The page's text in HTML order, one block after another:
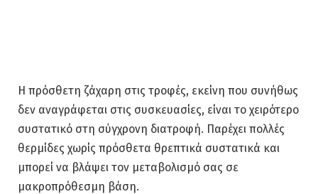
Η πρόσθετη ζάχαρη στις τροφές, εκείνη που συνήθως
δεν αναγράφεται στις συσκευασίες, είναι το χειρότερο
συστατικό στη σύγχρονη διατροφή. Παρέχει πολλές
θερμίδες χωρίς πρόσθετα θρεπτικά συστατικά και
μπορεί να βλάψει τον μεταβολισμό σας σε
μακροπρόθεσμη βάση.